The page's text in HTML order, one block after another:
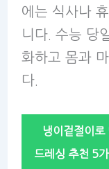
에는 식사나
니다. 수능 당
화하고 몸과
다.
냉이겉절이로
드레싱 추천 5가